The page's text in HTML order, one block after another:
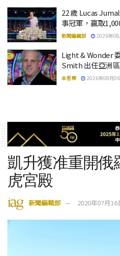
22 歲 Lucas
事冠軍，贏取
新聞編輯部 2026年
Light & Wonder
Smith 出任亞洲
本思齊 2026年08月
凱升獲准重開俄
虎宮殿
新聞編輯部 2020年07月16